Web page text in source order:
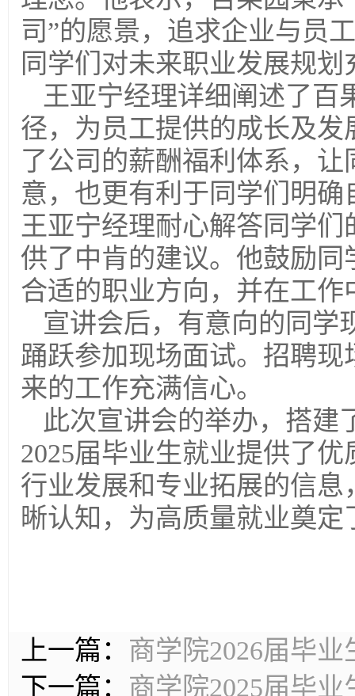
司”的愿景，追求企业与员
同学们对未来职业发展规
王亚宁经理详细阐述了百
径，为员工提供的成长及
了公司的薪酬福利体系，
意，也更有利于同学们明
王亚宁经理耐心解答同学
供了中肯的建议。他鼓励
合适的职业方向，并在工
宣讲会后，有意向的同学
踊跃参加现场面试。招聘
来的工作充满信心。
此次宣讲会的举办，搭建
2025届毕业生就业提供了
行业发展和专业拓展的信
晰认知，为高质量就业奠定
上一篇： 商学院2026届毕
下一篇： 商学院2025届毕